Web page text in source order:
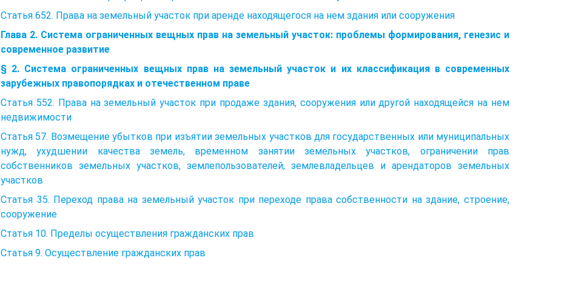
Статья 652. Права на земельный участок при аренде находящегося на нем здания или сооружения
Глава 2. Система ограниченных вещных прав на земельный участок: проблемы формирования, генезис и
современное развитие
§ 2. Система ограниченных вещных прав на земельный участок и их классификация в современных
зарубежных правопорядках и отечественном праве
Статья 552. Права на земельный участок при продаже здания, сооружения или другой находящейся на нем
недвижимости
Статья 57. Возмещение убытков при изъятии земельных участков для государственных или муниципальных
нужд, ухудшении качества земель, временном занятии земельных участков, ограничении прав
собственников земельных участков, землепользователей, землевладельцев и арендаторов земельных
участков
Статья 35. Переход права на земельный участок при переходе права собственности на здание, строение,
сооружение
Статья 10. Пределы осуществления гражданских прав
Статья 9. Осуществление гражданских прав